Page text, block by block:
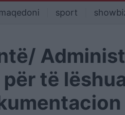
sport
të